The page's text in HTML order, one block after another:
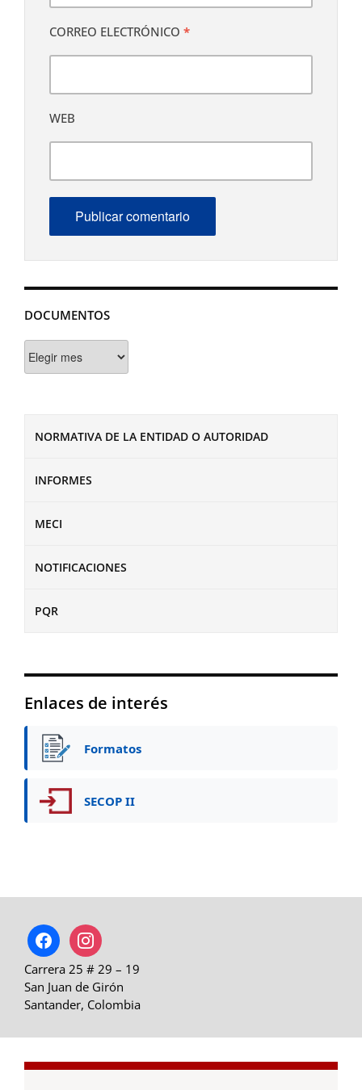
DOCUMENTOS
NORMATIVA DE LA ENTIDAD O AUTORIDAD
INFORMES
MECI
NOTIFICACIONES
PQR
Enlaces de interés
Formatos
SECOP II
CORREO ELECTRÓNICO *
WEB
facebookinstagram
Carrera 25 # 29 – 19
San Juan de Girón
Santander, Colombia